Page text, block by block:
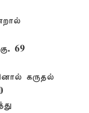
69
கருதல்